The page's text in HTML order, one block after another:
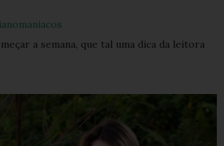
a semana, que tal uma dica da leitora